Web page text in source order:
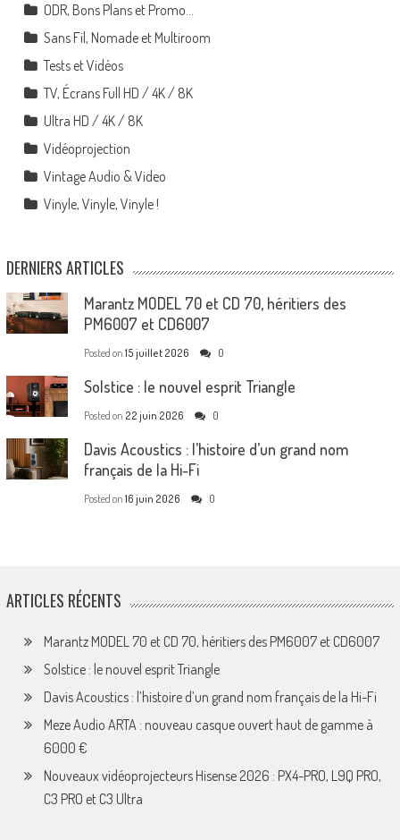
ODR, Bons Plans et Promo…
Sans Fil, Nomade et Multiroom
Tests et Vidéos
TV, Écrans Full HD / 4K / 8K
Ultra HD / 4K / 8K
Vidéoprojection
Vintage Audio & Video
Vinyle, Vinyle, Vinyle !
DERNIERS ARTICLES
Marantz MODEL 70 et CD 70, héritiers des
PM6007 et CD6007
Posted on 15 juillet 2026 0
Solstice : le nouvel esprit Triangle
Posted on 22 juin 2026 0
Davis Acoustics : l’histoire d’un grand nom
français de la Hi-Fi
Posted on 16 juin 2026 0
ARTICLES RÉCENTS
Marantz MODEL 70 et CD 70, héritiers des PM6007 et CD6007
Solstice : le nouvel esprit Triangle
Davis Acoustics : l’histoire d’un grand nom français de la Hi-Fi
Meze Audio ARTA : nouveau casque ouvert haut de gamme à
6000 €
Nouveaux vidéoprojecteurs Hisense 2026 : PX4-PRO, L9Q PRO,
C3 PRO et C3 Ultra